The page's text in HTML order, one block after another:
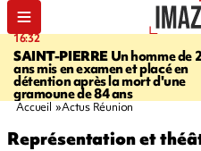
16:32
SAINT-PIERREUn homme de
ans mis en examen et placé en
détention après la mort d'une
gramoune de 84 ans
Accueil Actus Réunion
Représentation et